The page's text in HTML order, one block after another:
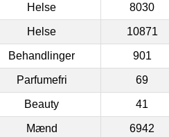
Helse 8030
Helse 10871
Behandlinger 901
Parfumefri 69
Beauty 41
Mænd 6942